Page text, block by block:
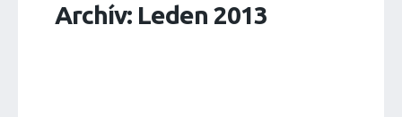
Archív: Leden 2013